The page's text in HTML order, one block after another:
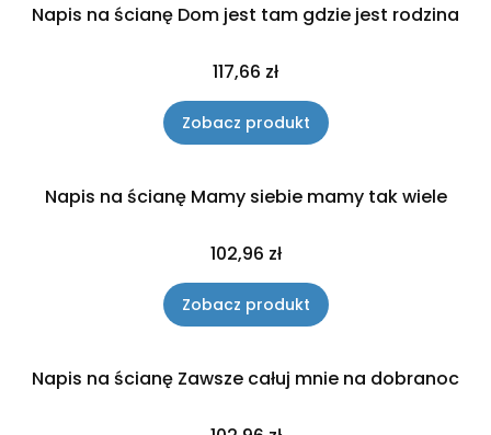
Napis na ścianę Dom jest tam gdzie jest rodzina
Cena
117,66 zł
Zobacz produkt
Napis na ścianę Mamy siebie mamy tak wiele
Cena
102,96 zł
Zobacz produkt
Napis na ścianę Zawsze całuj mnie na dobranoc